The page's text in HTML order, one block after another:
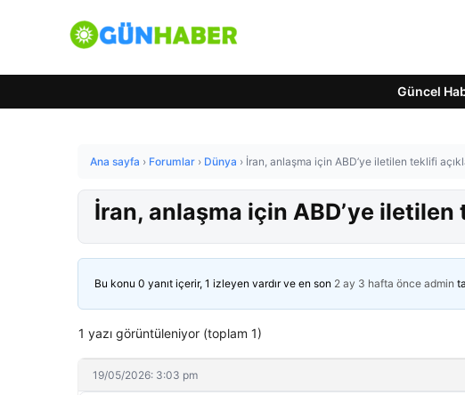
Güncel
Ana sayfa › Forumlar › Dünya › İran, anlaşma için ABD’ye iletilen teklifi
İran, anlaşma için ABD’ye iletilen
Bu konu 0 yanıt içerir, 1 izleyen vardır ve en son 2 ay 3 hafta önce admin
1 yazı görüntüleniyor (toplam 1)
19/05/2026: 3:03 pm